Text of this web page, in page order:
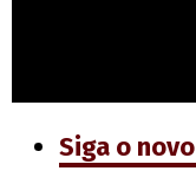
Siga o